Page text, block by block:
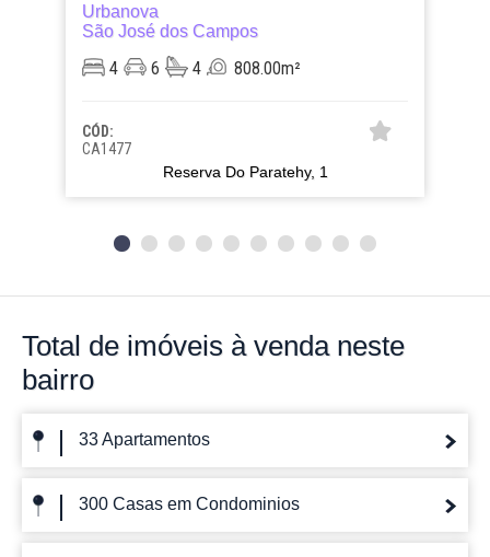
Urbanova
São José dos Campos
4 6 4 808.00m²
CÓD:
CA1477
Reserva Do Paratehy, 1
Total de imóveis à venda neste
bairro
33 Apartamentos
300 Casas em Condominios